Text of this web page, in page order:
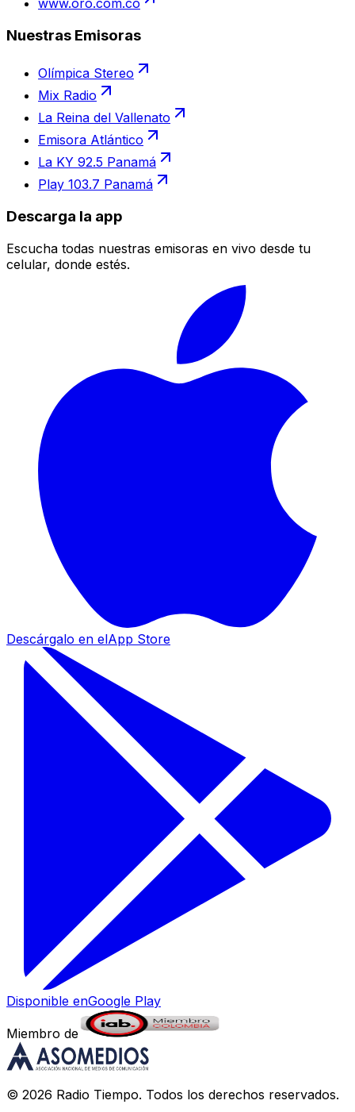
www.oro.com.co
Nuestras Emisoras
Olímpica Stereo
Mix Radio
La Reina del Vallenato
Emisora Atlántico
La KY 92.5 Panamá
Play 103.7 Panamá
Descarga la app
Escucha todas nuestras emisoras en vivo desde tu
celular, donde estés.
Descárgalo en elApp Store
Disponible enGoogle Play
Miembro de
© 2026 Radio Tiempo. Todos los derechos reservados.